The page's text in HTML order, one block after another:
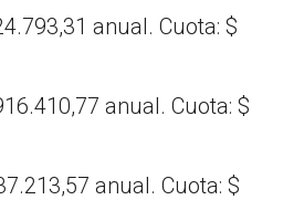
anual. Cuota: $
anual. Cuota: $
anual. Cuota: $